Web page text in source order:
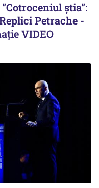
știa”:
Petrache -
VIDEO